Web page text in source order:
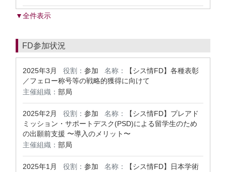
▼全件表示
FD参加状況
2025年3月 役割： 参加 名称：
【シス情FD】各種表彰
／フェロー称号等の戦略的獲得に向けて
主催組織： 部局
2025年2月 役割： 参加 名称：
【シス情FD】プレアド
ミッション・サポートデスク(PSD)による留学生のため
の出願前支援 〜導入のメリット〜
主催組織： 部局
2025年1月 役割： 参加 名称：
【シス情FD】日本学術